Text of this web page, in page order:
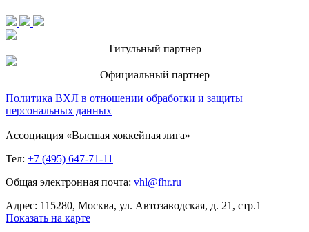
Титульный партнер
Официальный партнер
Политика ВХЛ в отношении обработки и защиты
персональных данных
Ассоциация «Высшая хоккейная лига»
Тел: +7 (495) 647-71-11
Общая электронная почта: vhl@fhr.ru
Адрес: 115280, Москва, ул. Автозаводская, д. 21, стр.1
Показать на карте